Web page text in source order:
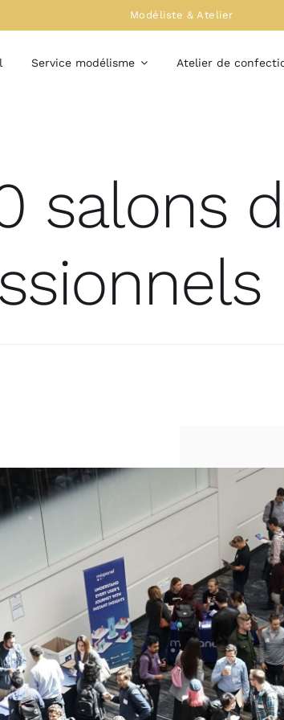
Modéliste & Atelier
Service modélisme Atelier de
salons